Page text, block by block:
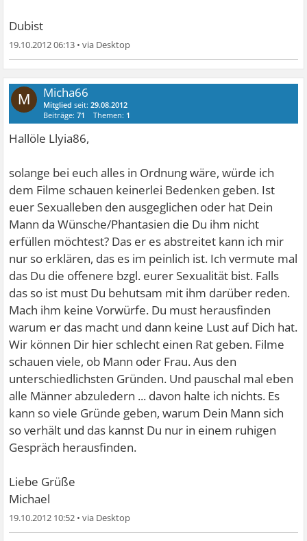
Dubist
19.10.2012 06:13 •
M Micha66
Mitglied seit:29.08.2012
Beiträge:71 Themen: 1
Hallöle Llyia86,
solange bei euch alles in Ordnung wäre, würde ich
dem Filme schauen keinerlei Bedenken geben. Ist
euer Sexualleben den ausgeglichen oder hat Dein
Mann da Wünsche/Phantasien die Du ihm nicht
erfüllen möchtest? Das er es abstreitet kann ich mir
nur so erklären, das es im peinlich ist. Ich vermute mal
das Du die offenere bzgl. eurer Sexualität bist. Falls
das so ist must Du behutsam mit ihm darüber reden.
Mach ihm keine Vorwürfe. Du must herausfinden
warum er das macht und dann keine Lust auf Dich hat.
Wir können Dir hier schlecht einen Rat geben. Filme
schauen viele, ob Mann oder Frau. Aus den
unterschiedlichsten Gründen. Und pauschal mal eben
alle Männer abzuledern ... davon halte ich nichts. Es
kann so viele Gründe geben, warum Dein Mann sich
so verhält und das kannst Du nur in einem ruhigen
Gespräch herausfinden.
Liebe Grüße
Michael
19.10.2012 10:52 •